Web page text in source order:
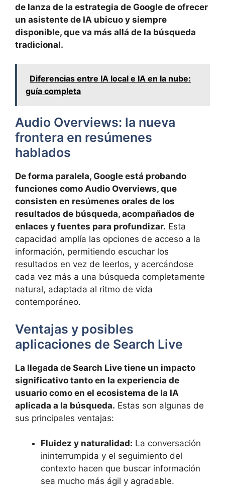
de lanza de la estrategia de Google de ofrecer
un asistente de IA ubicuo y siempre
disponible, que va más allá de la búsqueda
tradicional.
Diferencias entre IA local e IA en la nube:
guía completa
Audio Overviews: la nueva
frontera en resúmenes
hablados
De forma paralela, Google está probando
funciones como Audio Overviews, que
consisten en resúmenes orales de los
resultados de búsqueda, acompañados de
enlaces y fuentes para profundizar. Esta
capacidad amplía las opciones de acceso a la
información, permitiendo escuchar los
resultados en vez de leerlos, y acercándose
cada vez más a una búsqueda completamente
natural, adaptada al ritmo de vida
contemporáneo.
Ventajas y posibles
aplicaciones de Search Live
La llegada de Search Live tiene un impacto
significativo tanto en la experiencia de
usuario como en el ecosistema de la IA
aplicada a la búsqueda. Estas son algunas de
sus principales ventajas:
Fluidez y naturalidad: La conversación
ininterrumpida y el seguimiento del
contexto hacen que buscar información
sea mucho más ágil y agradable.